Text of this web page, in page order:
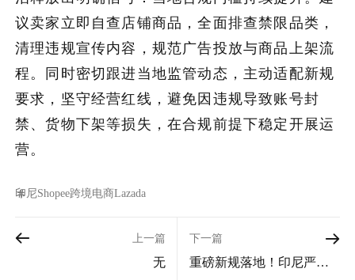
议卖家立即自查店铺商品，全面排查禁限品类，
清理违规宣传内容，规范广告投放与商品上架流
程。同时密切跟进当地监管动态，主动适配新规
要求，坚守经营红线，避免因违规导致账号封
禁、货物下架等损失，在合规前提下稳定开展运
营。
印尼Shopee跨境电商Lazada
上一篇
无
下一篇
重磅新规落地！印尼严管